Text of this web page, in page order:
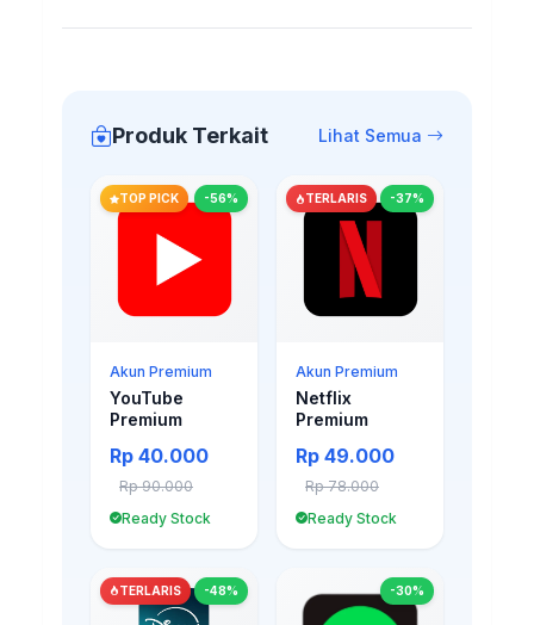
Produk Terkait Lihat Semua
TOP PICK -56%
Akun Premium
YouTube
Premium
Rp 40.000
Rp 90.000
Ready Stock
TERLARIS -37%
Akun Premium
Netflix
Premium
Rp 49.000
Rp 78.000
Ready Stock
TERLARIS -48% -30%